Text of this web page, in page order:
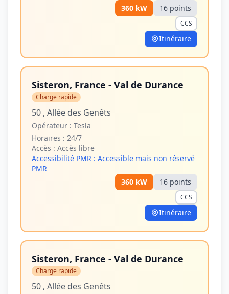
360 kW 16 points
CCS
Itinéraire
Sisteron, France - Val de Durance
Charge rapide
50 , Allée des Genêts
Opérateur : Tesla
Horaires : 24/7
Accès : Accès libre
Accessibilité PMR : Accessible mais non réservé
PMR
360 kW 16 points
CCS
Itinéraire
Sisteron, France - Val de Durance
Charge rapide
50 , Allée des Genêts